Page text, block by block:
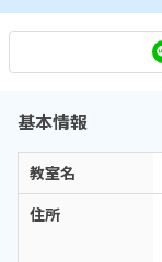
基本情報
教室名
住所